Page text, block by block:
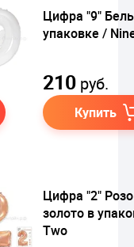
Цифра "9"
упаковке /
210 руб.
Купить
Цифра "2"
золото в
Two